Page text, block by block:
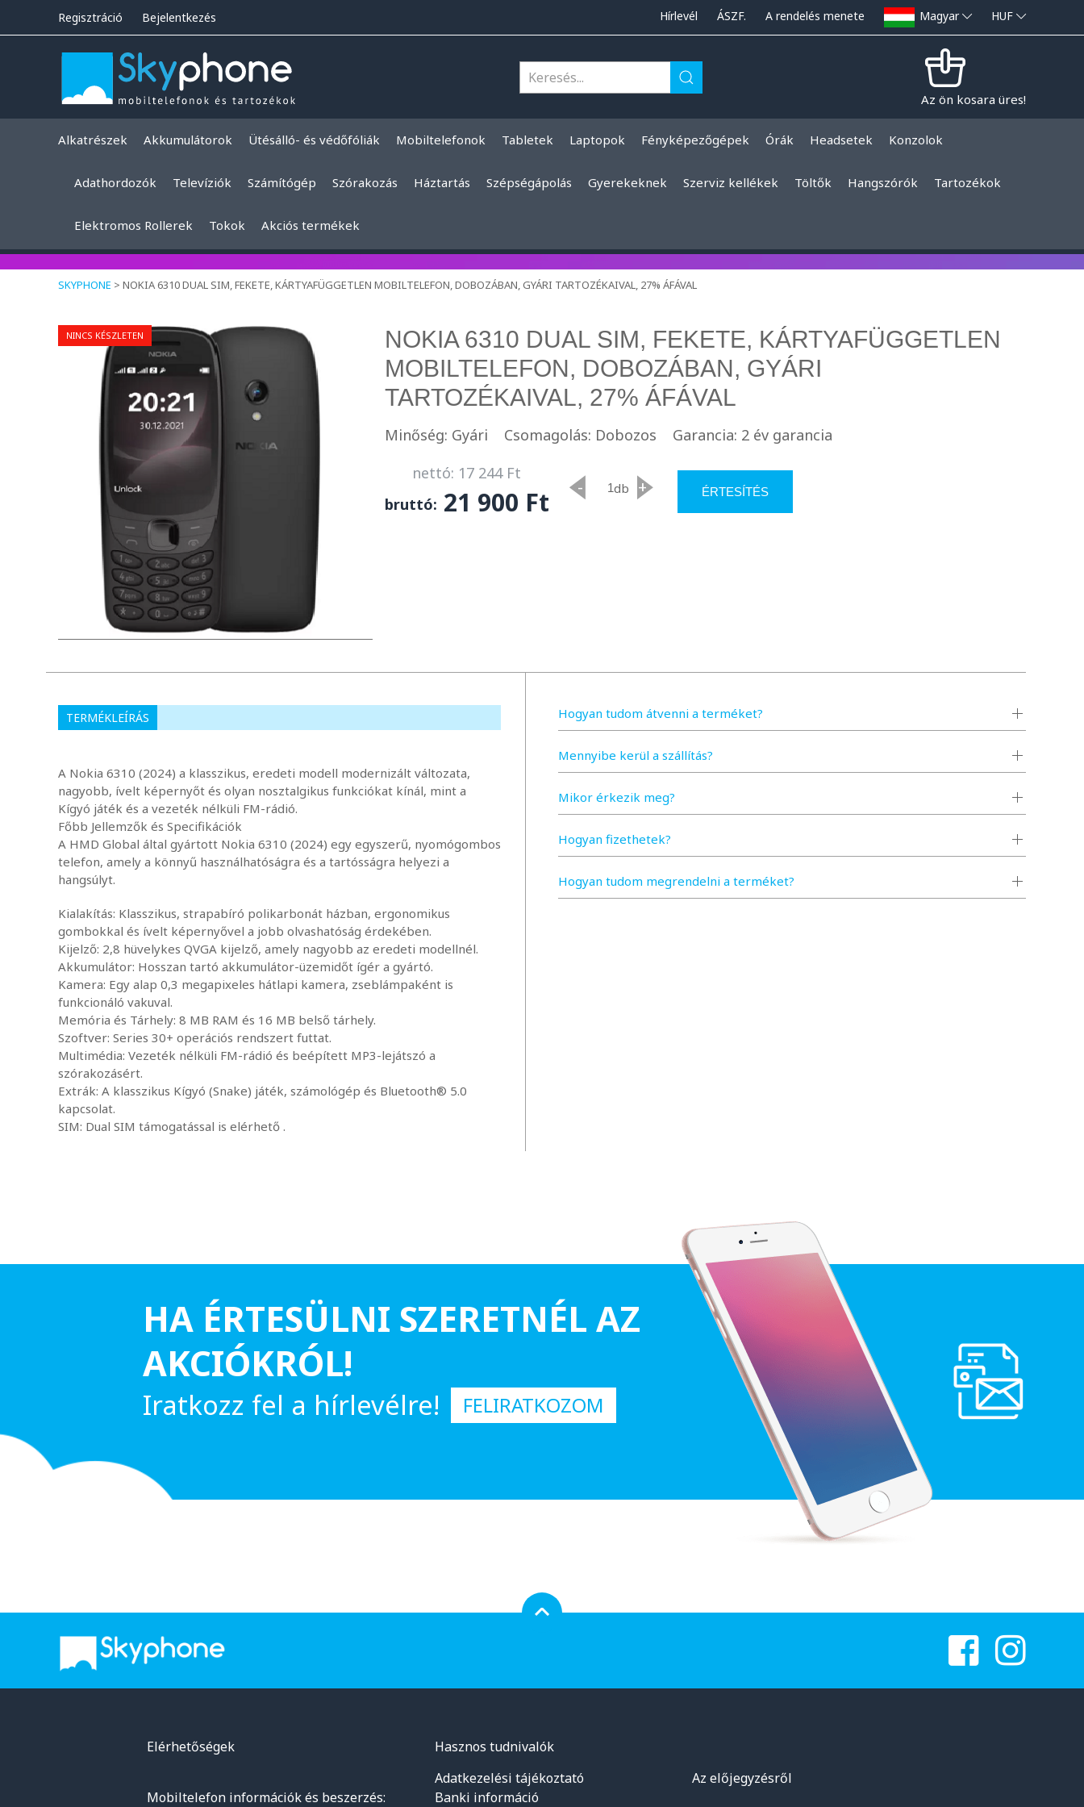
Regisztráció Bejelentkezés Hírlevél ÁSZF. A rendelés menete Magyar HUF
Az ön kosara üres!
Alkatrészek Akkumulátorok Ütésálló- és védőfóliák Mobiltelefonok Tabletek Laptopok Fényképezőgépek Órák Headsetek Konzolok
Adathordozók Televíziók Számítógép Szórakozás Háztartás Szépségápolás Gyerekeknek Szerviz kellékek Töltők Hangszórók Tartozékok
Elektromos Rollerek Tokok Akciós termékek
SKYPHONE > NOKIA 6310 DUAL SIM, FEKETE, KÁRTYAFÜGGETLEN MOBILTELEFON, DOBOZÁBAN, GYÁRI TARTOZÉKAIVAL, 27% ÁFÁVAL
NINCS KÉSZLETEN
NOKIA 6310 DUAL SIM, FEKETE, KÁRTYAFÜGGETLEN
MOBILTELEFON, DOBOZÁBAN, GYÁRI
TARTOZÉKAIVAL, 27% ÁFÁVAL
Minőség: Gyári Csomagolás: Dobozos
Garancia: 2 év garancia
nettó: 17 244 Ft
bruttó: 21 900 Ft - db + ÉRTESÍTÉS
Hogyan tudom átvenni a terméket?
Mennyibe kerül a szállítás?
Mikor érkezik meg?
Hogyan fizethetek?
Hogyan tudom megrendelni a terméket?
TERMÉKLEÍRÁS
A Nokia 6310 (2024) a klasszikus, eredeti modell modernizált változata,
nagyobb, ívelt képernyőt és olyan nosztalgikus funkciókat kínál, mint a
Kígyó játék és a vezeték nélküli FM-rádió.
Főbb Jellemzők és Specifikációk
A HMD Global által gyártott Nokia 6310 (2024) egy egyszerű, nyomógombos
telefon, amely a könnyű használhatóságra és a tartósságra helyezi a
hangsúlyt.
Kialakítás: Klasszikus, strapabíró polikarbonát házban, ergonomikus
gombokkal és ívelt képernyővel a jobb olvashatóság érdekében.
Kijelző: 2,8 hüvelykes QVGA kijelző, amely nagyobb az eredeti modellnél.
Akkumulátor: Hosszan tartó akkumulátor-üzemidőt ígér a gyártó.
Kamera: Egy alap 0,3 megapixeles hátlapi kamera, zseblámpaként is
funkcionáló vakuval.
Memória és Tárhely: 8 MB RAM és 16 MB belső tárhely.
Szoftver: Series 30+ operációs rendszert futtat.
Multimédia: Vezeték nélküli FM-rádió és beépített MP3-lejátszó a
szórakozásért.
Extrák: A klasszikus Kígyó (Snake) játék, számológép és Bluetooth® 5.0
kapcsolat.
SIM: Dual SIM támogatással is elérhető .
HA ÉRTESÜLNI SZERETNÉL AZ
AKCIÓKRÓL!
Iratkozz fel a hírlevélre! FELIRATKOZOM
Elérhetőségek
Mobiltelefon információk és beszerzés:
Hasznos tudnivalók
Adatkezelési tájékoztató
Banki információ
Az előjegyzésről